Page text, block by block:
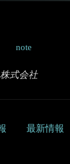
式会社
最新情報